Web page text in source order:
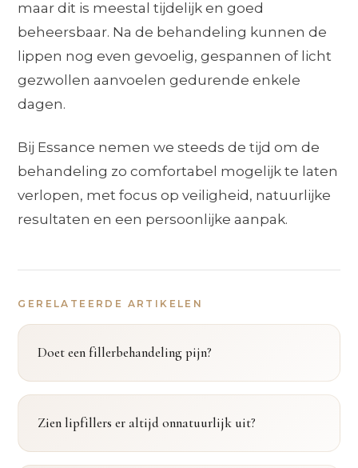
maar dit is meestal tijdelijk en goed
beheersbaar. Na de behandeling kunnen de
lippen nog even gevoelig, gespannen of licht
gezwollen aanvoelen gedurende enkele
dagen.
Bij Essance nemen we steeds de tijd om de
behandeling zo comfortabel mogelijk te laten
verlopen, met focus op veiligheid, natuurlijke
resultaten en een persoonlijke aanpak.
GERELATEERDE ARTIKELEN
Doet een fillerbehandeling pijn?
Zien lipfillers er altijd onnatuurlijk uit?